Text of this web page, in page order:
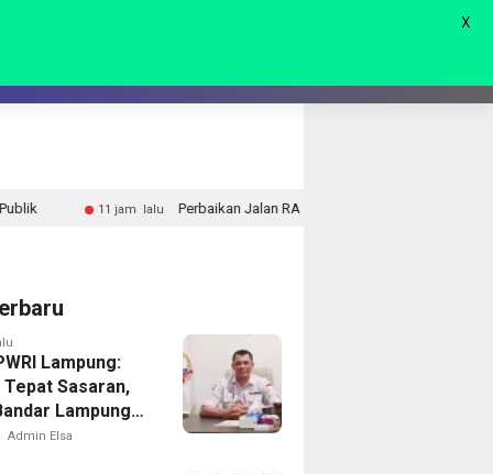
Perbaikan Jalan RA Basyid Segera Dimulai, Pemkab Lampung Selatan
Lampung:
Tepat Sasaran,
Lampung
Sorotan
Admin Elsa
X